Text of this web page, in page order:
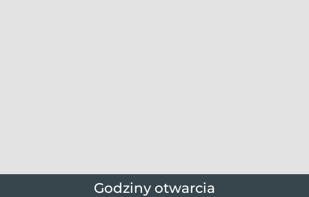
Godziny otwarcia